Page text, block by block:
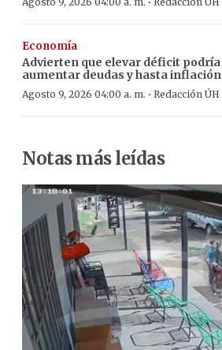
Economía
Advierten que elevar déficit podría
aumentar deudas y hasta inflación
Agosto 9, 2026 04:00 a. m. · Redacción ÚH
Notas más leídas